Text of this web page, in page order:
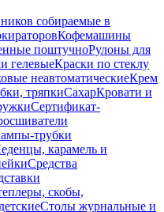
собираемые в
Кофемашины
поштучноРулоны для
гелевыеКраски по стеклу
неавтоматическиеКрем
тряпкиСахарКровати и
Сертификат-
трубки
карамель и
Средства
скобы,
Столы журнальные и